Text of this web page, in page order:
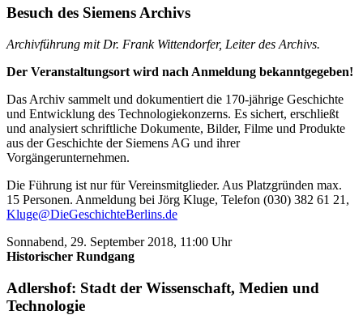
Besuch des Siemens Archivs
Archivführung mit Dr. Frank Wittendorfer, Leiter des Archivs.
Der Veranstaltungsort wird nach Anmeldung bekanntgegeben!
Das Archiv sammelt und dokumentiert die 170-jährige Geschichte
und Entwicklung des Technologiekonzerns. Es sichert, erschließt
und analysiert schriftliche Dokumente, Bilder, Filme und Produkte
aus der Geschichte der Siemens AG und ihrer
Vorgängerunternehmen.
Die Führung ist nur für Vereinsmitglieder. Aus Platzgründen max.
15 Personen. Anmeldung bei Jörg Kluge, Telefon (030) 382 61 21,
Kluge@DieGeschichteBerlins.de
Sonnabend, 29. September 2018, 11:00 Uhr
Historischer Rundgang
Adlershof: Stadt der Wissenschaft, Medien und
Technologie